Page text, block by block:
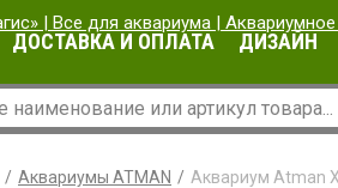
ДОСТАВКА И ОПЛАТА ДИЗАЙН
Аквариумы ATMAN Аквариум Atman